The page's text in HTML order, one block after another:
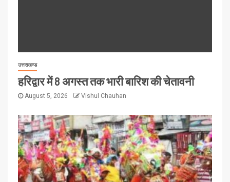
उत्तराखण्ड
हरिद्वार में 8 अगस्त तक भारी बारिश की चेतावनी
August 5, 2026 Vishul Chauhan